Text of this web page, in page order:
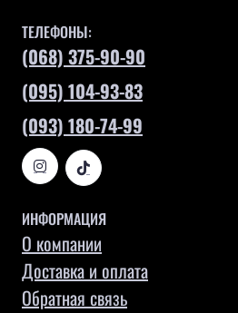
ТЕЛЕФОНЫ:
(068) 375-90-90
(095) 104-93-83
(093) 180-74-99
ИНФОРМАЦИЯ
О компании
Доставка и оплата
Обратная связь